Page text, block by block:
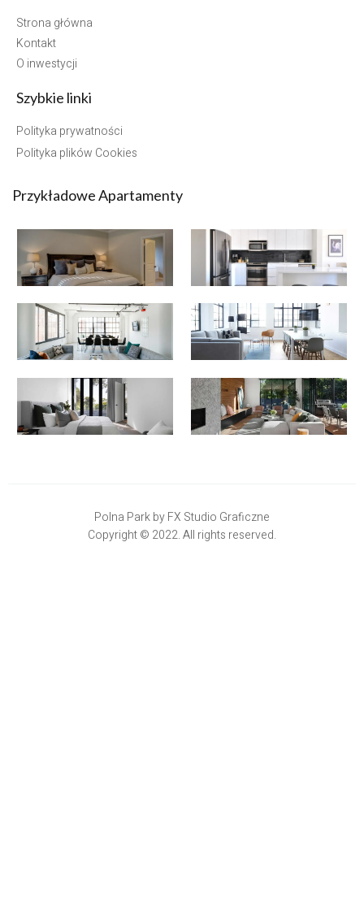
Strona główna
Kontakt
O inwestycji
Szybkie linki
Polityka prywatności
Polityka plików Cookies
Przykładowe Apartamenty
Polna Park by FX Studio Graficzne
Copyright © 2022. All rights reserved.